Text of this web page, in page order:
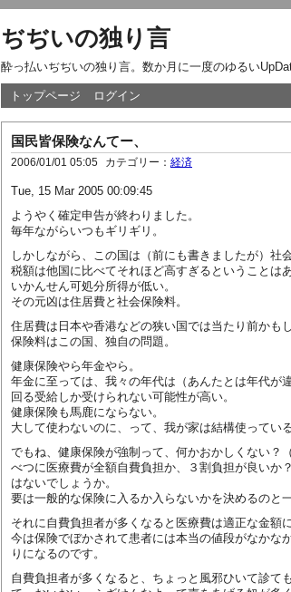
ぢぢいの独り言
酔っ払いぢぢいの独り言。数か月に一度のゆるい
トップページ ログイン
国民皆保険なんてー、
2006/01/01 05:05 カテゴリー： 経済
Tue, 15 Mar 2005 00:09:45
ようやく確定申告が終わりました。
毎年ながらいつもギリギリ。
しかしながら、この国は（前にも書きましたが）社
税額は他国に比べてそれほど高すぎるということは
いかんせん可処分所得が低い。
その元凶は住居費と社会保険料。
住居費は日本や香港などの狭い国では当たり前かも
保険料はこの国、独自の問題。
健康保険やら年金やら。
年金に至っては、我々の年代は（あんたとは年代が
回る受給しか受けられない可能性が高い。
健康保険も馬鹿にならない。
大して使わないのに、って、我が家は結構使っている
でもね、健康保険が強制って、何かおかしくない？
べつに医療費が全額自費負担か、３割負担が良いか
はないでしょうか。
要は一般的な保険に入るか入らないかを決めるのと一
それに自費負担者が多くなると医療費は適正な金額
今は保険でぼかされて患者には本当の値段がなかな
りになるのです。
自費負担者が多くなると、ちょっと風邪ひいて診て